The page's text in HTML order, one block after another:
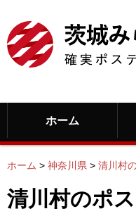
ホーム
ホーム > 神奈川県 > 清川村
清川村のポ